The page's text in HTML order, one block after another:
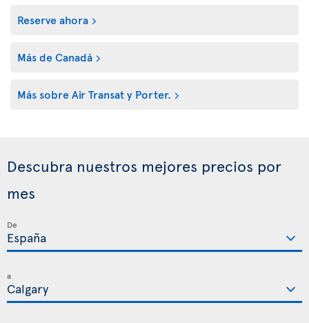
Reserve ahora
Más de Canadá
Más sobre Air Transat y Porter.
Descubra nuestros mejores precios por
mes
De
a